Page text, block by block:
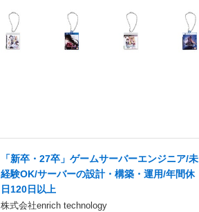
「新卒・27卒」ゲームサーバーエンジニア/未
経験OK/サーバーの設計・構築・運用/年間休
日120日以上
株式会社enrich technology